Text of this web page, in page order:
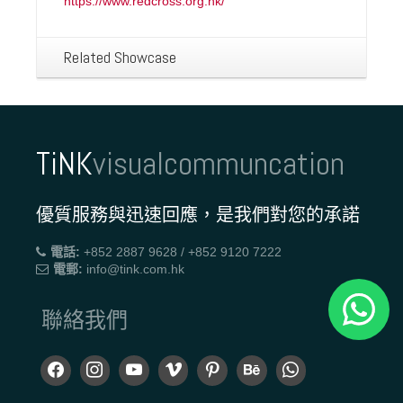
Related Showcase
TiNKvisualcommuncation
優質服務與迅速回應，是我們對您的承諾
電話: +852 2887 9628 / +852 9120 7222
電郵: info@tink.com.hk
聯絡我們